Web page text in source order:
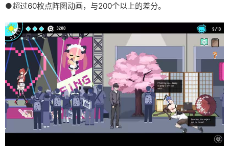
●超过60枚点阵图动画，与200个以上的差分。